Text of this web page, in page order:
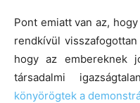
Pont emiatt van az,
rendkívül
hogy az embereknek
társadalmi
könyörögtek a